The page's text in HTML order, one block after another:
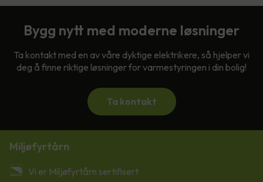
Bygg nytt med moderne løsninger
Ta kontakt med en av våre dyktige elektrikere, så hjelper vi
deg å finne riktige løsninger for varmestyringen i din bolig!
Ta kontakt
Miljøfyrtårn
Vi er Miljøfyrtårn sertifisert